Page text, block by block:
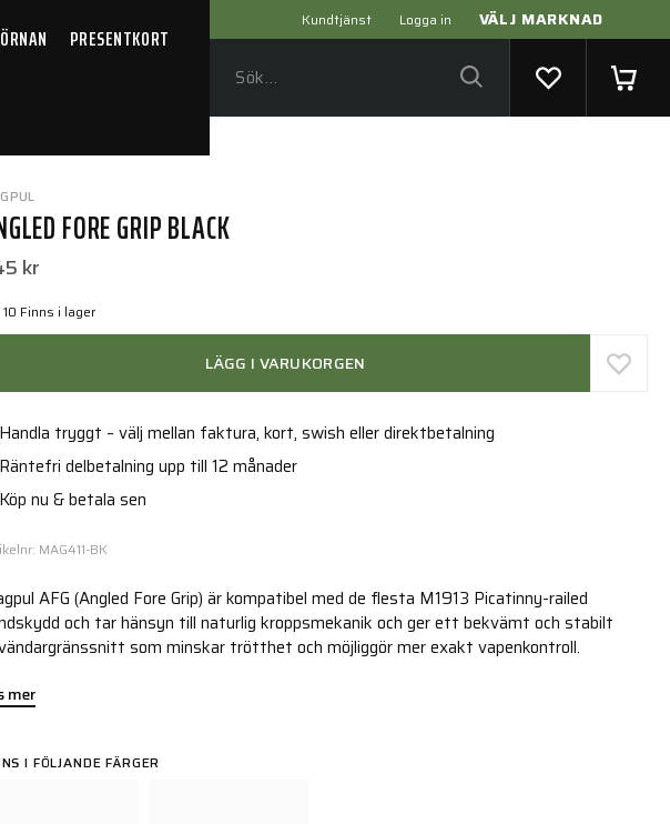
Kundtjänst Logga in VÄLJ MARKNAD
PRESENTKORT
FORE GRIP BLACK
kr
10 Finns i lager
LÄGG I VARUKORGEN
Handla tryggt – välj mellan faktura, kort, swish eller direktbetalning
Räntefri delbetalning upp till 12 månader
Köp nu & betala sen
MAG411-BK
AFG (Angled Fore Grip) är kompatibel med de flesta M1913 Picatinny-railed
och tar hänsyn till naturlig kroppsmekanik och ger ett bekvämt och stabilt
som minskar trötthet och möjliggör mer exakt vapenkontroll.
mer
I FÖLJANDE FÄRGER